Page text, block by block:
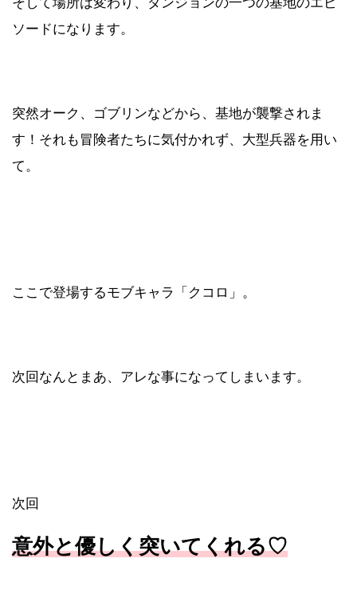
そして場所は変わり、ダンジョンの一つの基地のエピ
ソードになります。
突然オーク、ゴブリンなどから、基地が襲撃されま
す！それも冒険者たちに気付かれず、大型兵器を用い
て。
ここで登場するモブキャラ「クコロ」。
次回なんとまあ、アレな事になってしまいます。
次回
意外と優しく突いてくれる♡